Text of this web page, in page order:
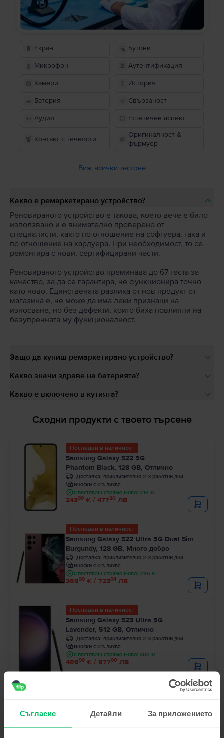
Съгласие Детайли За приложението
Екран Бутони
Микрофон Аутентификация
Камери История
Батерия Свързаност
Аудио Естетичен аспект
Контакт с течности
Оригиналност &
фърмуер
Виж всички тестове
Какво е ремаркетирано устройство?
Реновираното устройство е такова, което вече е било
използвано и е внимателно проверено от
специалисти, както по отношение на софтуера, така и
по отношение на хардуера. При необходимост, то се
ремонтира с нови, сертифицирани части.
Реновираното устройство преминава до 67 теста за
качество, за да се гарантира, че функционира точно
като ново. Единствената разлика от нов продукт от
магазина е, че може да има леки признаци на
износване, но без дефекти, които биха повлияли на
безупречната му функционалност.
Защо да купиш ремаркетирано устройство?
Какво значи здраве на батерията?
Какво е включено в кутията?
Сходни продукти с твоето търсене
Последен в наличност
Samsung Galaxy S22 5G
Phantom Black, 128 GB, Отлично
Доставка: приблизително 2-3 работни дни
Вноски с 0% лихва
Спестяваш спрямо Ново: 216 €
24399 € / 47720 ЛВ
Последен в наличност
Samsung Galaxy S22 Ultra 5G Dual Sim
Burgundy, 128 GB, Много добро
Доставка: приблизително 2-3 работни дни
Вноски с 0% лихва
Спестяваш спрямо Ново: 295 €
36999 € / 72364 ЛВ
Последен в наличност
Samsung Galaxy S23 Ultra 5G
Lavender, 512 GB, Отлично
Доставка: приблизително 2-3 работни дни
Вноски с 0% лихва
Спестяваш спрямо Ново: 400 €
49999 € / 97790 ЛВ